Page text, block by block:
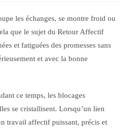
les échanges, se montre froid ou
que le sujet du Retour Affectif
et fatiguées des promesses sans
et avec la bonne
ce temps, les blocages
se cristallisent. Lorsqu’un lien
travail affectif puissant, précis et